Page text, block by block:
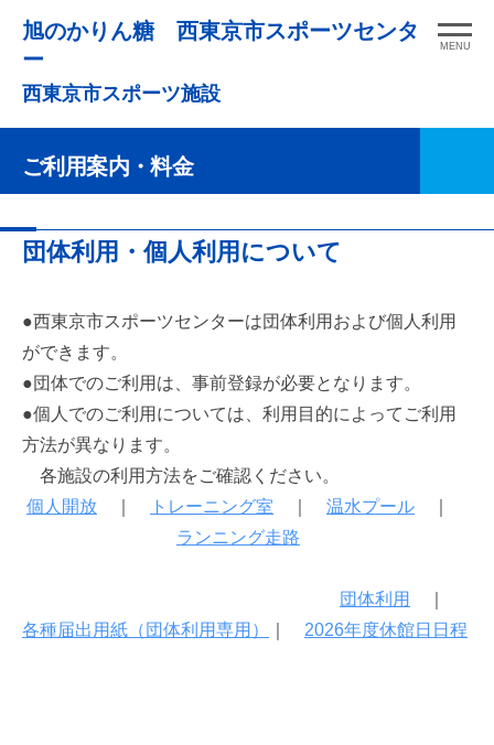
ス
キ
旭のかりん糖 西東京市スポーツセンタ
ー
西東京市スポーツ施設
MENU
ご利用案内・料金
ご
用
案
内・
料
金
2026
by
団体利用・個人利用について
●西東京市スポーツセンターは団体利用および個人利用
ができます。
●団体でのご利用は、事前登録が必要となります。
●個人でのご利用については、利用目的によってご利用
方法が異なります。
各施設の利用方法をご確認ください。
個人開放
トレーニング室 温水プール
ランニング走路
団体利用
各種届出用紙（団体利用専用）
2026年度休館日日程